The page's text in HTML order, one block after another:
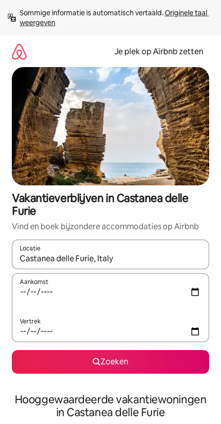
direct
naar
Sommige informatie is automatisch vertaald. Originele taal
weergeven
Je plek op Airbnb zetten
Vakantieverblijven in Castanea delle
Furie
Vind en boek bijzondere accommodaties op Airbnb
Locatie
Wanneer er resultaten beschikbaar zijn, maak je een keuze
Aankomst
Vertrek
Zoeken
Hooggewaardeerde vakantiewoningen
in Castanea delle Furie